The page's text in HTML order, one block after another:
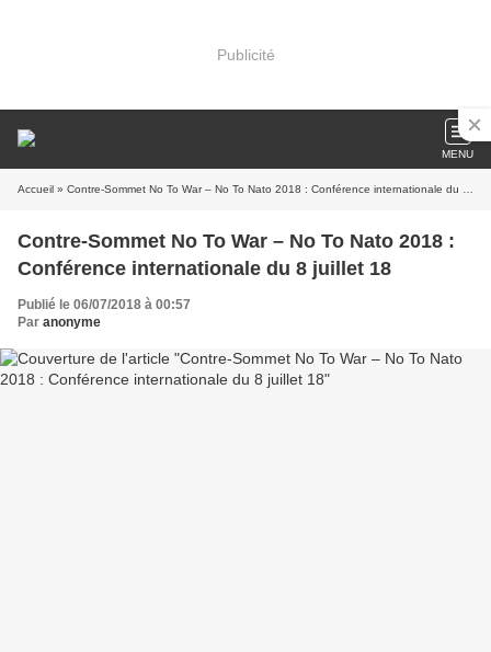
Publicité
MENU
Accueil » Contre-Sommet No To War – No To Nato 2018 : Conférence internationale du 8 juillet 18
Contre-Sommet No To War – No To Nato 2018 :
Conférence internationale du 8 juillet 18
Publié le 06/07/2018 à 00:57
Par anonyme